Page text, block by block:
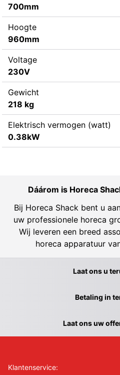
700mm
Hoogte
960mm
Voltage
230V
Gewicht
218 kg
Elektrisch vermogen (watt)
0.38kW
Dáárom is Horeca
Bij Horeca Shack bent u
uw professionele horeca
Wij leveren een breed
horeca apparatuur
Laat ons u
Betaling in
Laat ons uw
Klantenservice: